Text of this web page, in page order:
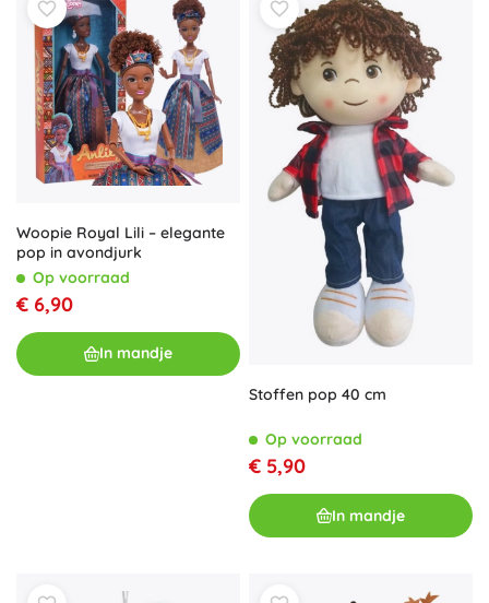
Woopie Royal Lili – elegante
pop in avondjurk
Op voorraad
€ 6,90
In mandje
Stoffen pop 40 cm
Op voorraad
€ 5,90
In mandje